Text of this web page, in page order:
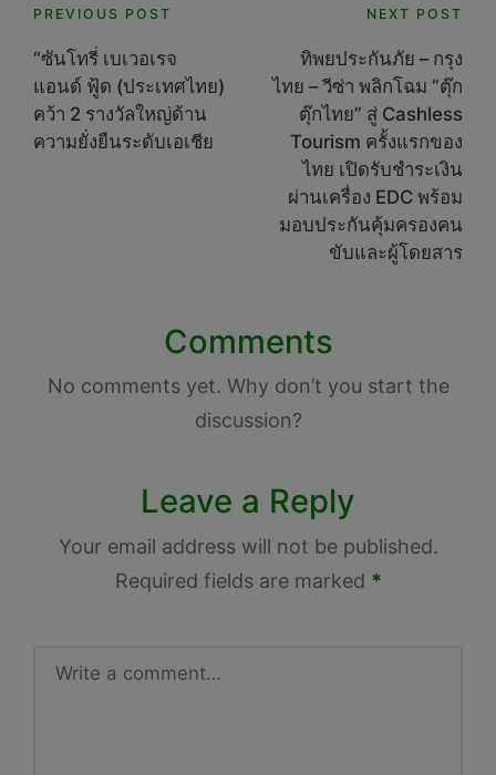
Post
navigation
PREVIOUS POST
“ซันโทรี่ เบเวอเรจ
แอนด์ ฟู้ด (ประเทศไทย)
คว้า 2 รางวัลใหญ่ด้าน
ความยั่งยืนระดับเอเชีย
NEXT POST
ทิพยประกันภัย – กรุง
ไทย – วีซ่า พลิกโฉม “ตุ๊ก
ตุ๊กไทย” สู่ Cashless
Tourism ครั้งแรกของ
ไทย เปิดรับชำระเงิน
ผ่านเครื่อง EDC พร้อม
มอบประกันคุ้มครองคน
ขับและผู้โดยสาร
Comments
No comments yet. Why don’t you start the
discussion?
Leave a Reply
Your email address will not be published.
Required fields are marked *